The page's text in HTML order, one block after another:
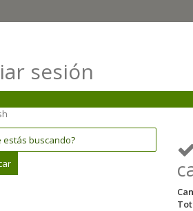
sesión